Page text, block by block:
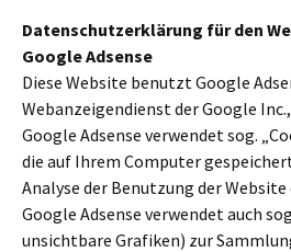
Datenschutzerklärung für den
Google Adsense
Diese Website benutzt Google
Webanzeigendienst der Google Inc.,
Google Adsense verwendet sog.
die auf Ihrem Computer
Analyse der Benutzung der
Google Adsense verwendet auch
unsichtbare Grafiken) zur